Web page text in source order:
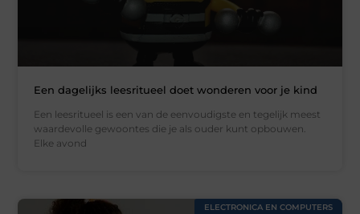
Een dagelijks leesritueel doet wonderen voor je kind
Een leesritueel is een van de eenvoudigste en tegelijk meest
waardevolle gewoontes die je als ouder kunt opbouwen.
Elke avond
ELECTRONICA EN COMPUTERS